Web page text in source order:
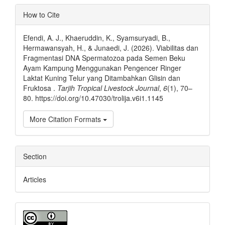
Article
Details
How to Cite
Efendi, A. J., Khaeruddin, K., Syamsuryadi, B.,
Hermawansyah, H., & Junaedi, J. (2026). Viabilitas dan
Fragmentasi DNA Spermatozoa pada Semen Beku
Ayam Kampung Menggunakan Pengencer Ringer
Laktat Kuning Telur yang Ditambahkan Glisin dan
Fruktosa . Tarjih Tropical Livestock Journal, 6(1), 70–
80. https://doi.org/10.47030/trolija.v6i1.1145
More Citation Formats
Section
Articles